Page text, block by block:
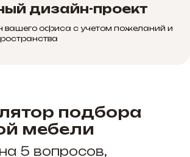
дизайн-проект
вашего офиса с учетом пожеланий и
подбора
мебели
5 вопросов,